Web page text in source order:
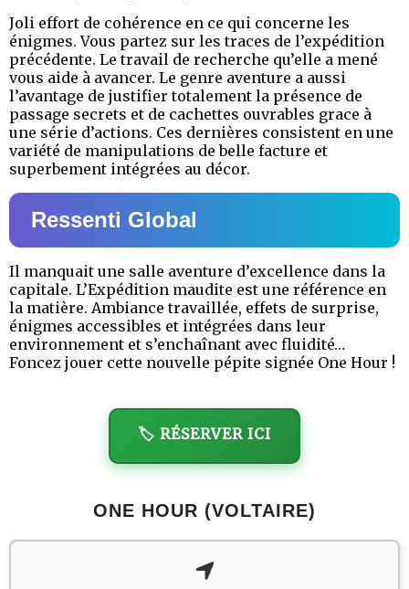
Joli effort de cohérence en ce qui concerne les
énigmes. Vous partez sur les traces de l’expédition
précédente. Le travail de recherche qu’elle a mené
vous aide à avancer. Le genre aventure a aussi
l’avantage de justifier totalement la présence de
passage secrets et de cachettes ouvrables grace à
une série d’actions. Ces dernières consistent en une
variété de manipulations de belle facture et
superbement intégrées au décor.
Ressenti Global
Il manquait une salle aventure d’excellence dans la
capitale. L’Expédition maudite est une référence en
la matière. Ambiance travaillée, effets de surprise,
énigmes accessibles et intégrées dans leur
environnement et s’enchaînant avec fluidité…
Foncez jouer cette nouvelle pépite signée One Hour !
🏷️ RÉSERVER ICI
ONE HOUR (VOLTAIRE)